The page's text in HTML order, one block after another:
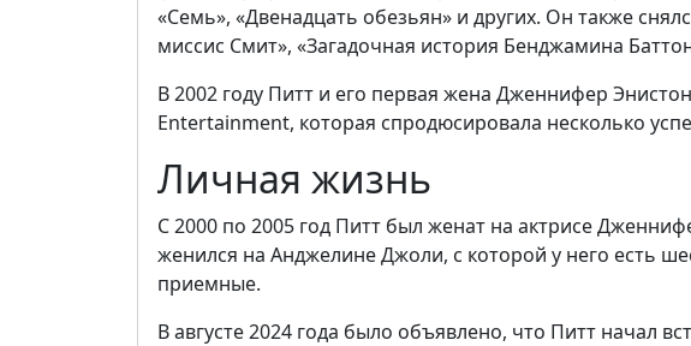
«Семь», «Двенадцать обезьян» и других. Он также
миссис Смит», «Загадочная история Бенджамина
В 2002 году Питт и его первая жена Дженнифер
Entertainment, которая спродюсировала несколько
Личная жизнь
С 2000 по 2005 год Питт был женат на актрисе
женился на Анджелине Джоли, с которой у него есть
приемные.
В августе 2024 года было объявлено, что Питт начал